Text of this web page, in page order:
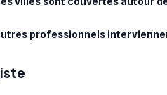
professionnels